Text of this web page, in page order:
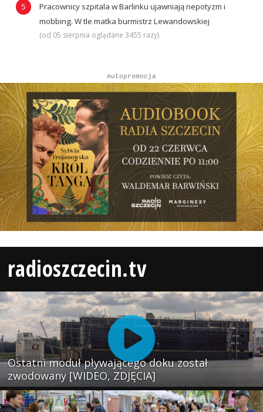
Pracownicy szpitala w Barlinku ujawniają nepotyzm i
mobbing. W tle matka burmistrz Lewandowskiej
(od 05 sierpnia oglądane 3455 razy)
Autopromocja
radioszczecin.tv
Ostatni moduł pływającego doku został
zwodowany [WIDEO, ZDJĘCIA]